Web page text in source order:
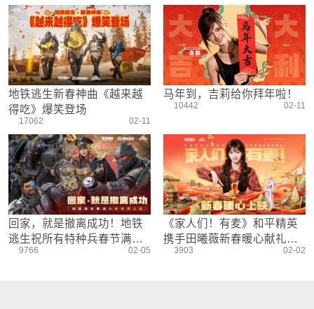
地铁逃生新春神曲《越来越
得吃》爆笑登场
17062 02-11
马年到，吉莉给你拜年啦！
10442 02-11
回家，就是撤离成功！地铁
逃生祝所有特种兵春节满载
而归
9766 02-05
《家人们！有麦》和平精英
携手田曦薇新春暖心献礼，
无论天南地北，回家马上吃
3903 02-02